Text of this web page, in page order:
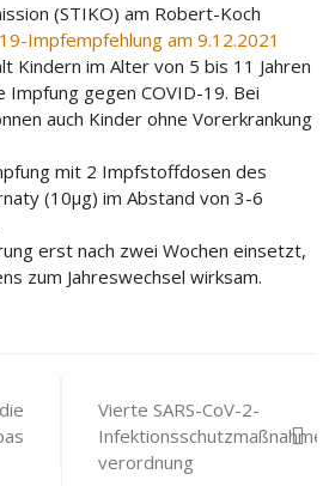
(STIKO) am Robert-Koch
Impfempfehlung am 9.12.2021
Kindern im Alter von 5 bis 11 Jahren
Impfung gegen COVID-19. Bei
auch Kinder ohne Vorerkrankung
mit 2 Impfstoffdosen des
(10µg) im Abstand von 3-6
erst nach zwei Wochen einsetzt,
zum Jahreswechsel wirksam.
Vierte SARS-CoV-2-
verordnung